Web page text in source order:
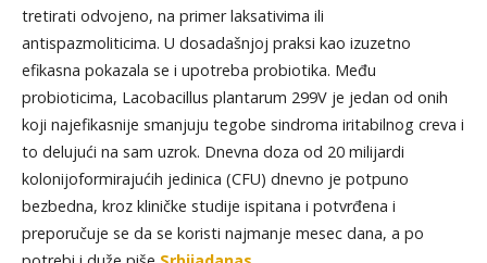
tretirati odvojeno, na primer laksativima ili
antispazmoliticima. U dosadašnjoj praksi kao izuzetno
efikasna pokazala se i upotreba probiotika. Među
probioticima, Lacobacillus plantarum 299V je jedan od onih
koji najefikasnije smanjuju tegobe sindroma iritabilnog creva i
to delujući na sam uzrok. Dnevna doza od 20 milijardi
kolonijoformirajućih jedinica (CFU) dnevno je potpuno
bezbedna, kroz kliničke studije ispitana i potvrđena i
preporučuje se da se koristi najmanje mesec dana, a po